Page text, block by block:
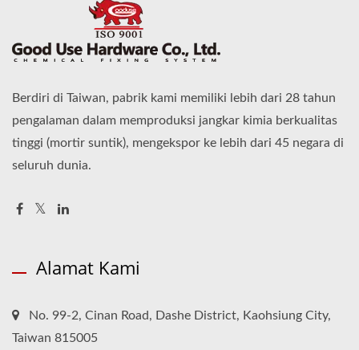
Berdiri di Taiwan, pabrik kami memiliki lebih dari 28 tahun
pengalaman dalam memproduksi jangkar kimia berkualitas
tinggi (mortir suntik), mengekspor ke lebih dari 45 negara di
seluruh dunia.
Alamat Kami
No. 99-2, Cinan Road, Dashe District, Kaohsiung City,
Taiwan 815005